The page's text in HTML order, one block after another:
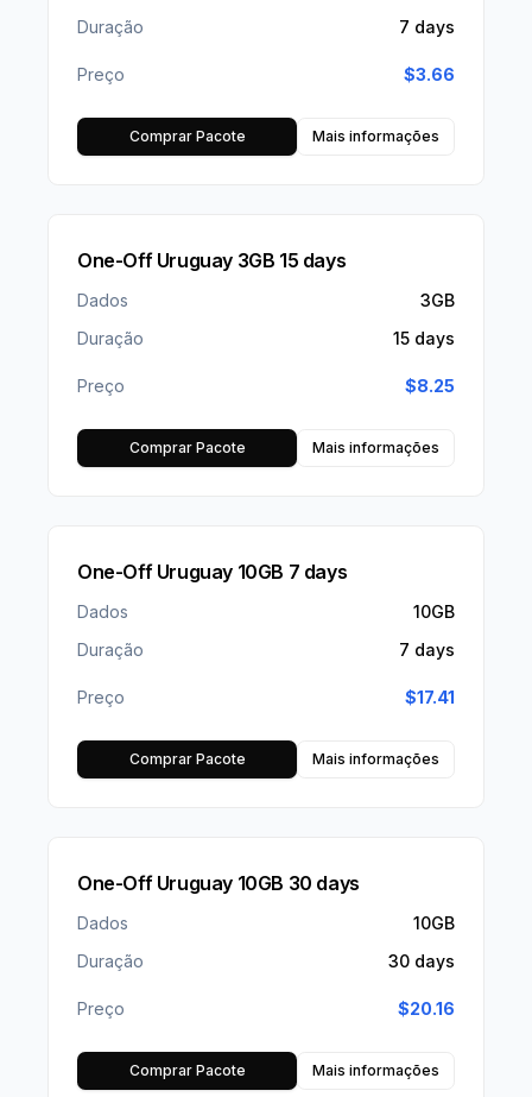
Duração
7 days
Preço $3.66
Comprar Pacote Mais informações
One-Off Uruguay 3GB 15 days
Dados
3GB
Duração
15 days
Preço $8.25
Comprar Pacote Mais informações
One-Off Uruguay 10GB 7 days
Dados
10GB
Duração
7 days
Preço $17.41
Comprar Pacote Mais informações
One-Off Uruguay 10GB 30 days
Dados
10GB
Duração
30 days
Preço $20.16
Comprar Pacote Mais informações